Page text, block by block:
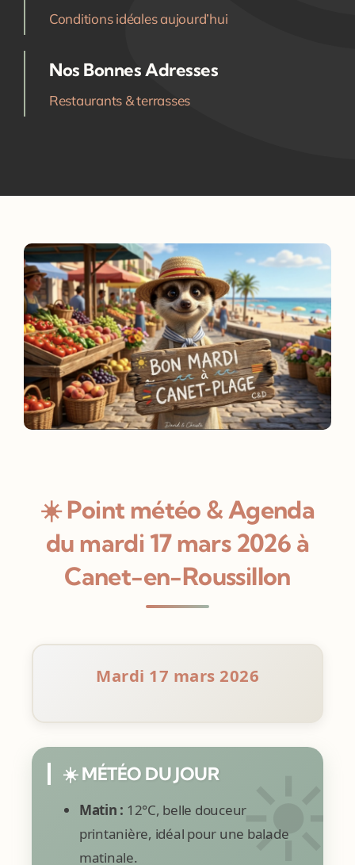
Conditions idéales aujourd’hui
Nos Bonnes Adresses
Restaurants & terrasses
☀️ Point météo & Agenda
du mardi 17 mars 2026 à
Canet-en-Roussillon
Mardi 17 mars 2026
☀️ MÉTÉO DU JOUR
Matin : 12°C, belle douceur
printanière, idéal pour une balade
matinale.